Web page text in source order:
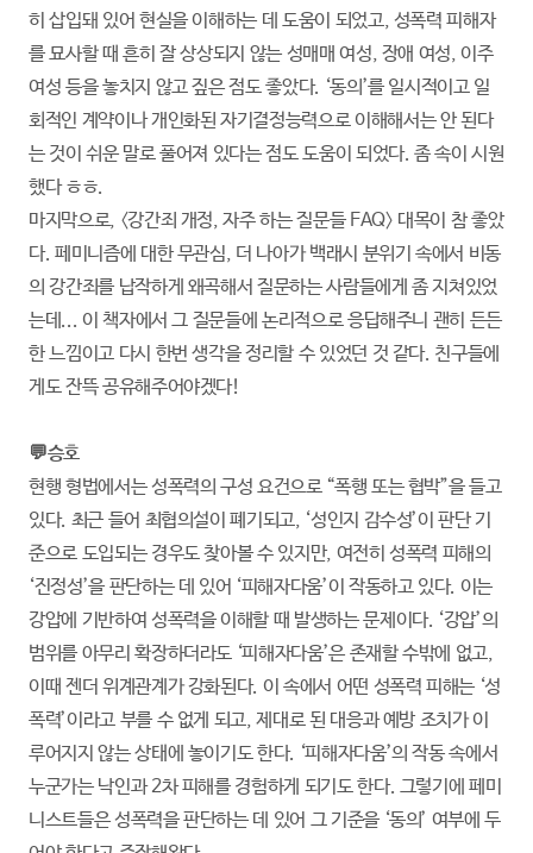
히 삽입돼 있어 현실을 이해하는 데 도움이 되었고, 성폭력 피해자
를 묘사할 때 흔히 잘 상상되지 않는 성매매 여성, 장애 여성, 이주
여성 등을 놓치지 않고 짚은 점도 좋았다. ‘동의’를 일시적이고 일
회적인 계약이나 개인화된 자기결정능력으로 이해해서는 안 된다
는 것이 쉬운 말로 풀어져 있다는 점도 도움이 되었다. 좀 속이 시원
했다 ㅎㅎ.
마지막으로, 〈강간죄 개정, 자주 하는 질문들 FAQ〉 대목이 참 좋았
다. 페미니즘에 대한 무관심, 더 나아가 백래시 분위기 속에서 비동
의 강간죄를 납작하게 왜곡해서 질문하는 사람들에게 좀 지쳐있었
는데... 이 책자에서 그 질문들에 논리적으로 응답해주니 괜히 든든
한 느낌이고 다시 한번 생각을 정리할 수 있었던 것 같다. 친구들에
게도 잔뜩 공유해주어야겠다!
💬승호
현행 형법에서는 성폭력의 구성 요건으로 “폭행 또는 협박”을 들고
있다. 최근 들어 최협의설이 폐기되고, ‘성인지 감수성’이 판단 기
준으로 도입되는 경우도 찾아볼 수 있지만, 여전히 성폭력 피해의
‘진정성’을 판단하는 데 있어 ‘피해자다움’이 작동하고 있다. 이는
강압에 기반하여 성폭력을 이해할 때 발생하는 문제이다. ‘강압’의
범위를 아무리 확장하더라도 ‘피해자다움’은 존재할 수밖에 없고,
이때 젠더 위계관계가 강화된다. 이 속에서 어떤 성폭력 피해는 ‘성
폭력’이라고 부를 수 없게 되고, 제대로 된 대응과 예방 조치가 이
루어지지 않는 상태에 놓이기도 한다. ‘피해자다움’의 작동 속에서
누군가는 낙인과 2차 피해를 경험하게 되기도 한다. 그렇기에 페미
니스트들은 성폭력을 판단하는 데 있어 그 기준을 ‘동의’ 여부에 두